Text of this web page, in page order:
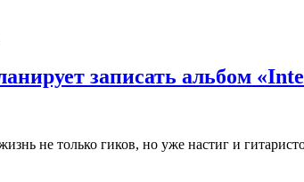
записать альбом
не только гиков, но уже настиг и